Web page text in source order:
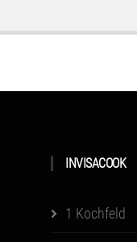
INVISACOOK
1 Kochfeld